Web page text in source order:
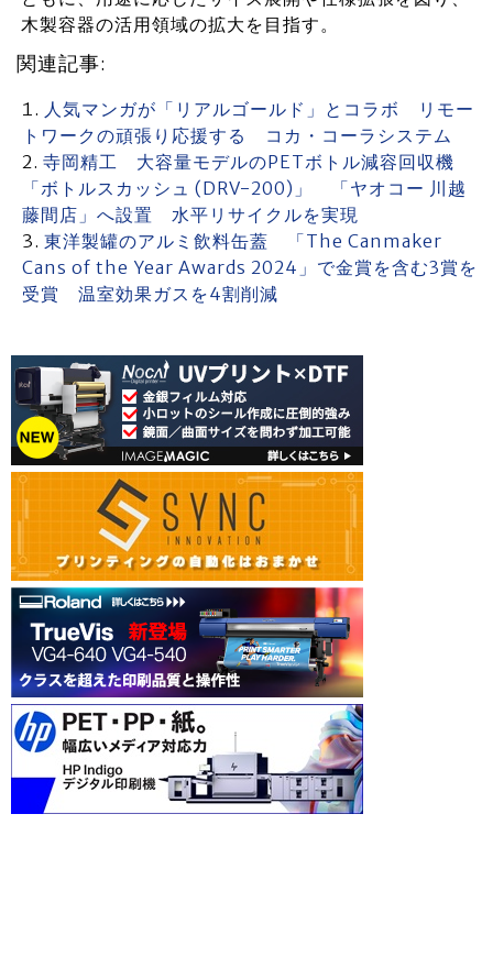
木製容器の活用領域の拡大を目指す。
関連記事:
人気マンガが「リアルゴールド」とコラボ リモー
トワークの頑張り応援する コカ・コーラシステム
寺岡精工 大容量モデルのPETボトル減容回収機
「ボトルスカッシュ (DRV-200)」 「ヤオコー 川越
藤間店」へ設置 水平リサイクルを実現
東洋製罐のアルミ飲料缶蓋 「The Canmaker
Cans of the Year Awards 2024」で金賞を含む3賞を
受賞 温室効果ガスを4割削減